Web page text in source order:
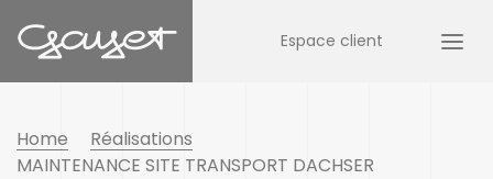
Espace client
Home
Réalisations
MAINTENANCE SITE TRANSPORT DACHSER